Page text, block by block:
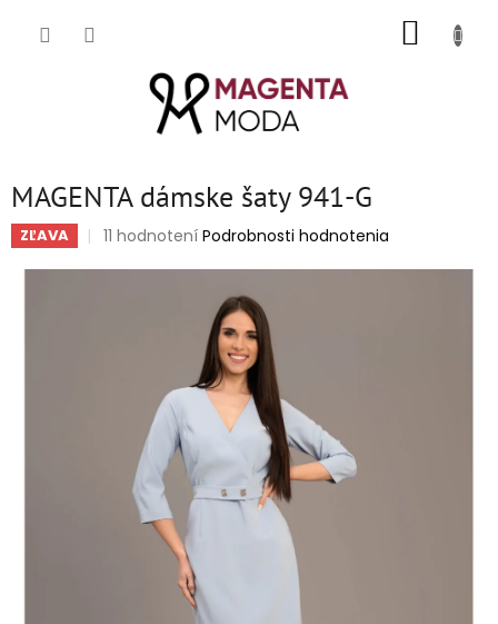
MAGENTA dámske šaty 941-G
ZĽAVA
Priemerné
produktu
hviezdičiek.
11 hodnotení Podrobnosti hodnotenia